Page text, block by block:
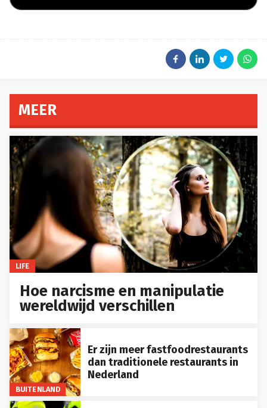
MEER
LIFE
Hoe narcisme en manipulatie
wereldwijd verschillen
BUITENLAND
Er zijn meer fastfoodrestaurants
dan traditionele restaurants in
Nederland